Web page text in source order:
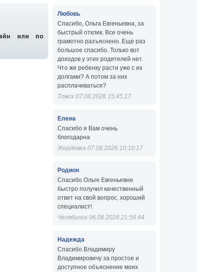
или по
Любовь
Спасибо, Ольга Евгеньевна, за
быстрый отклик. Все очень
грамотно разъяснено. Еще раз
большое спасибо. Только вот
доходов у этих родителей нет.
Что же ребенку расти уже с их
долгами? А потом за них
расплачиваться?
Томск 07.08.2026 15:45:17
Елена
Спасибо я Вам очень
блогодарна
Жердевка 07.08.2026 10:10:17
Родион
Спасибо Ольге Евгеньевне
быстро получил качественный
ответ на свой вопрос, хороший
специалист!
Челябинск 06.08.2026 21:56:44
Надежда
Спасибо Владимиру
Владимировичу за простое и
доступное объяснение моих